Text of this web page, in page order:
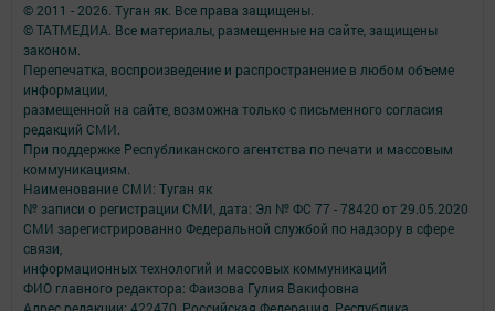
© 2011 - 2026. Туган як. Все права защищены.
© ТАТМЕДИА. Все материалы, размещенные на сайте, защищены
законом.
Перепечатка, воспроизведение и распространение в любом объеме
информации,
размещенной на сайте, возможна только с письменного согласия
редакций СМИ.
При поддержке Республиканского агентства по печати и массовым
коммуникациям.
Наименование СМИ: Туган як
№ записи о регистрации СМИ, дата: Эл № ФС 77 - 78420 от 29.05.2020
СМИ зарегистрированно Федеральной службой по надзору в сфере
связи,
информационных технологий и массовых коммуникаций
ФИО главного редактора: Фаизова Гулия Вакифовна